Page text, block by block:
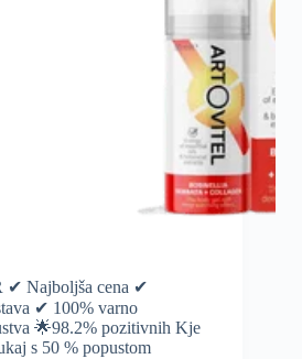
✔ Najboljša cena ✔
✔ 100% varno
🌟98.2% pozitivnih Kje
s 50 % popustom